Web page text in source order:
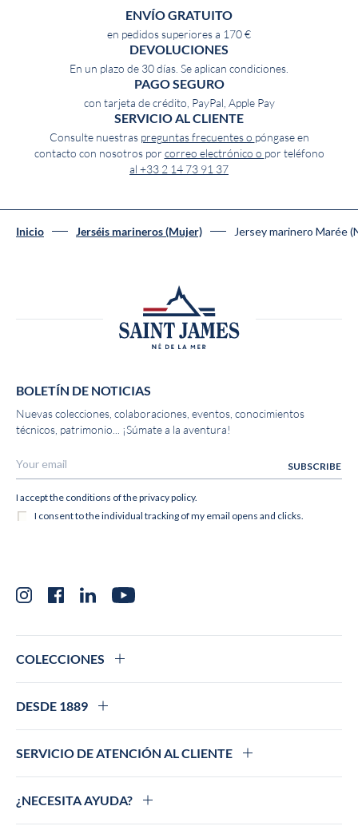
ENVÍO GRATUITO
en pedidos superiores a 170 €
DEVOLUCIONES
En un plazo de 30 días. Se aplican condiciones.
PAGO SEGURO
con tarjeta de crédito, PayPal, Apple Pay
SERVICIO AL CLIENTE
Consulte nuestras preguntas frecuentes o póngase en
contacto con nosotros por correo electrónico o por teléfono
al +33 2 14 73 91 37
Inicio Jerséis marineros (Mujer) Jersey marinero Marée
BOLETÍN DE NOTICIAS
Nuevas colecciones, colaboraciones, eventos, conocimientos
técnicos, patrimonio... ¡Súmate a la aventura!
InstagramFacebookLinkedInYouTube
COLECCIONES
DESDE 1889
SERVICIO DE ATENCIÓN AL CLIENTE
¿NECESITA AYUDA?